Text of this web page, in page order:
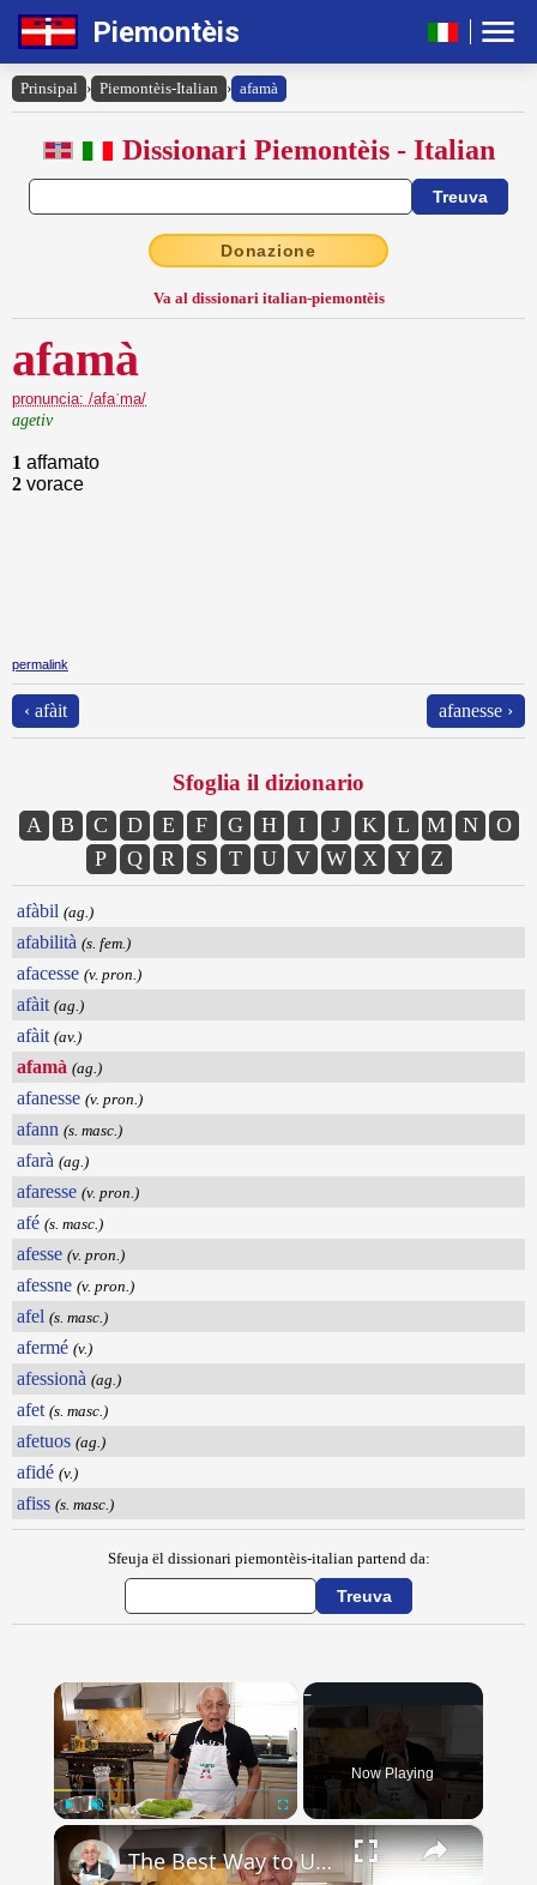
Piemontèis
Prinsipal › Piemontèis-Italian › afamà
Dissionari Piemontèis - Italian
Donazione
Va al dissionari italian-piemontèis
afamà
pronuncia: /afaˈma/
agetiv
1 affamato
2 vorace
permalink
‹ afàit afanesse ›
Sfoglia il dizionario
A B C D E F G H I J K L M N
O
P
Q R S T U V W X Y Z
afàbil (ag.)
afabilità (s. fem.)
afacesse (v. pron.)
afàit (ag.)
afàit (av.)
afamà (ag.)
afanesse (v. pron.)
afann (s. masc.)
afarà (ag.)
afaresse (v. pron.)
afé (s. masc.)
afesse (v. pron.)
afessne (v. pron.)
afel (s. masc.)
afermé (v.)
afessionà (ag.)
afet (s. masc.)
afetuos (ag.)
afidé (v.)
afiss (s. masc.)
Sfeuja ël dissionari piemontèis-italian partend da:
Unmute
Now Playing
×
The Best Way to Use Italian Frying Peppers